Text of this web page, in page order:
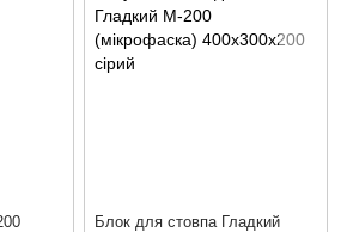
Блок для стовпа Гладкий